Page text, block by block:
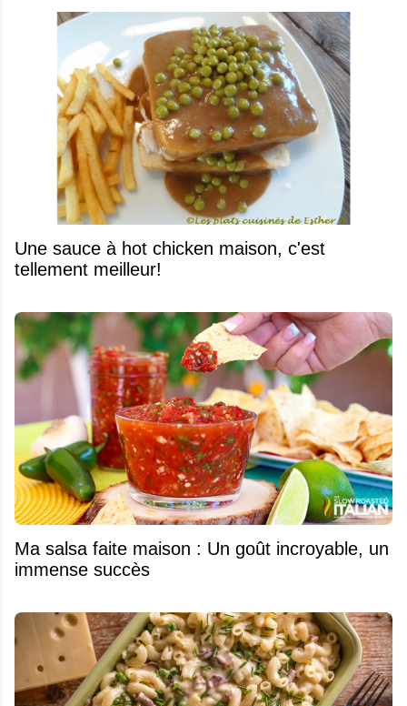
Une sauce à hot chicken maison, c'est
tellement meilleur!
Ma salsa faite maison : Un goût incroyable, un
immense succès